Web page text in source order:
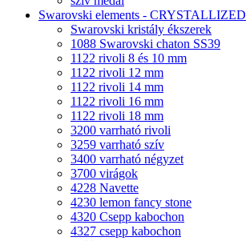
Swarovski elements - CRYSTALLIZED
Swarovski kristály ékszerek
1088 Swarovski chaton SS39
1122 rivoli 8 és 10 mm
1122 rivoli 12 mm
1122 rivoli 14 mm
1122 rivoli 16 mm
1122 rivoli 18 mm
3200 varrható rivoli
3259 varrható szív
3400 varrható négyzet
3700 virágok
4228 Navette
4230 lemon fancy stone
4320 Csepp kabochon
4327 csepp kabochon